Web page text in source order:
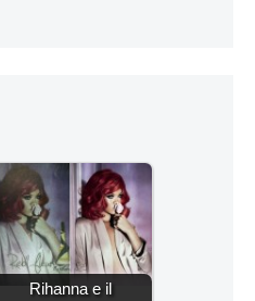
Rihanna e il